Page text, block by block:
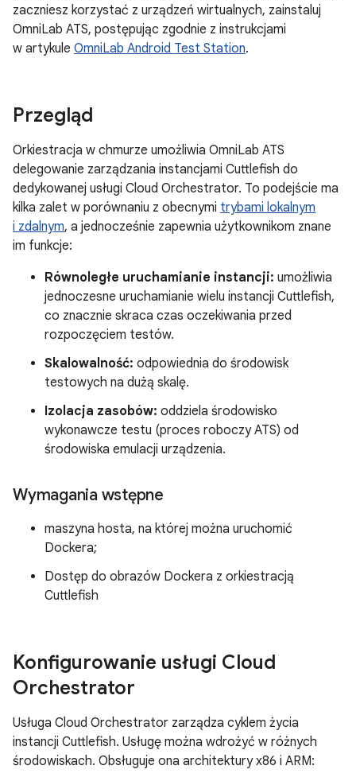
zaczniesz korzystać z urządzeń wirtualnych, zainstaluj
OmniLab ATS, postępując zgodnie z instrukcjami
w artykule OmniLab Android Test Station.
Przegląd
Orkiestracja w chmurze umożliwia OmniLab ATS
delegowanie zarządzania instancjami Cuttlefish do
dedykowanej usługi Cloud Orchestrator. To podejście ma
kilka zalet w porównaniu z obecnymi trybami lokalnym
i zdalnym, a jednocześnie zapewnia użytkownikom znane
im funkcje:
Równoległe uruchamianie instancji: umożliwia
jednoczesne uruchamianie wielu instancji Cuttlefish,
co znacznie skraca czas oczekiwania przed
rozpoczęciem testów.
Skalowalność: odpowiednia do środowisk
testowych na dużą skalę.
Izolacja zasobów: oddziela środowisko
wykonawcze testu (proces roboczy ATS) od
środowiska emulacji urządzenia.
Wymagania wstępne
maszyna hosta, na której można uruchomić
Dockera;
Dostęp do obrazów Dockera z orkiestracją
Cuttlefish
Konfigurowanie usługi Cloud
Orchestrator
Usługa Cloud Orchestrator zarządza cyklem życia
instancji Cuttlefish. Usługę można wdrożyć w różnych
środowiskach. Obsługuje ona architektury x86 i ARM: